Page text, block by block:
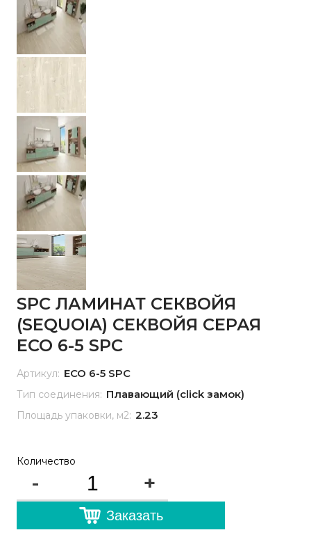
SPC ЛАМИНАТ СЕКВОЙЯ
(SEQUOIA) СЕКВОЙЯ СЕРАЯ
ЕСО 6-5 SPC
Артикул: ЕСО 6-5 SPC
Тип соединения: Плавающий (click замок)
Площадь упаковки, м2: 2.23
Количество
- +
Заказать